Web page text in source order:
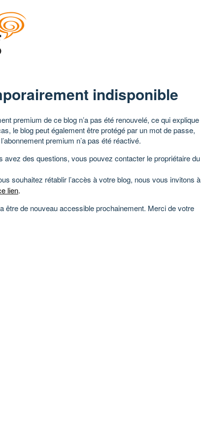
indisponible
premium de ce blog n’a pas été renouvelé, ce qui explique
le blog peut également être protégé par un mot de passe,
premium n’a pas été réactivé.
avez des questions, vous pouvez contacter le propriétaire du
souhaitez rétablir l’accès à votre blog, nous vous invitons à
lien.
être de nouveau accessible prochainement. Merci de votre